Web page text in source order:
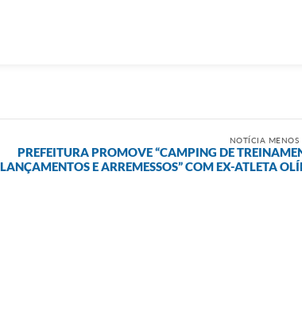
NOTÍCIA MENOS
PREFEITURA PROMOVE “CAMPING DE
LANÇAMENTOS E ARREMESSOS” COM EX-ATLETA